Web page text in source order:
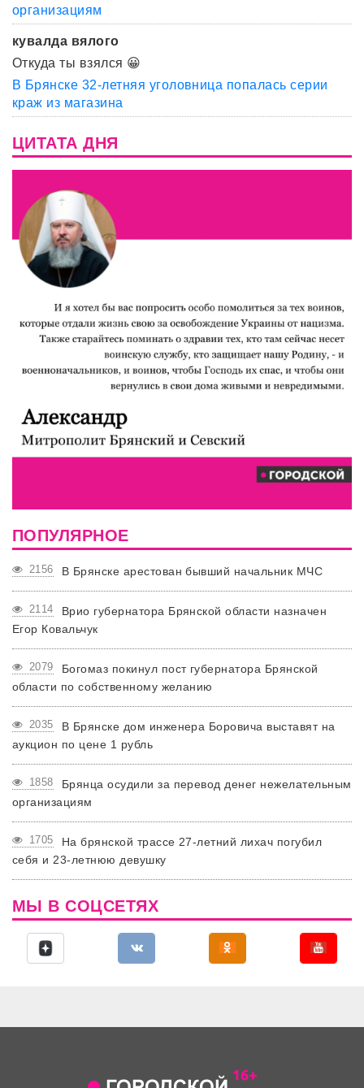
организациям
кувалда вялого
Откуда ты взялся 😀
В Брянске 32-летняя уголовница попалась серии
краж из магазина
ЦИТАТА ДНЯ
ПОПУЛЯРНОЕ
2156 В Брянске арестован бывший начальник МЧС
2114
Врио губернатора Брянской области назначен
Егор Ковальчук
2079
Богомаз покинул пост губернатора Брянской
области по собственному желанию
2035
В Брянске дом инженера Боровича выставят на
аукцион по цене 1 рубль
1858
Брянца осудили за перевод денег нежелательным
организациям
1705
На брянской трассе 27-летний лихач погубил
себя и 23-летнюю девушку
МЫ В СОЦСЕТЯХ